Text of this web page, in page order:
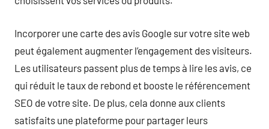
Incorporer une carte des avis Google sur votre site web
peut également augmenter l’engagement des visiteurs.
Les utilisateurs passent plus de temps à lire les avis, ce
qui réduit le taux de rebond et booste le référencement
SEO de votre site. De plus, cela donne aux clients
satisfaits une plateforme pour partager leurs